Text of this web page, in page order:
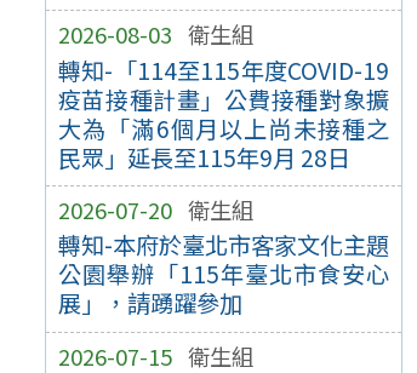
2026-08-03 衛生組
轉知-「114至115年度COVID-19
疫苗接種計畫」公費接種對象擴
大為「滿6個月以上尚未接種之
民眾」延長至115年9月 28日
2026-07-20 衛生組
轉知-本府於臺北市客家文化主題
公園舉辦「115年臺北市食安心
展」，請踴躍參加
2026-07-15 衛生組